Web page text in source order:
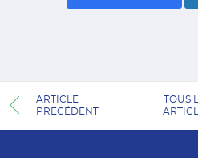
ARTICLE
PRÉCÉDENT
TOUS